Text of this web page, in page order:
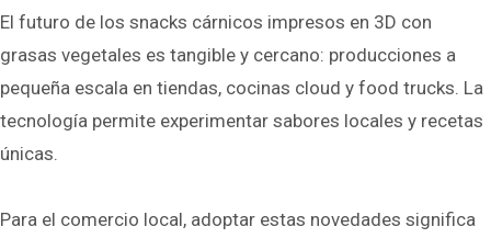
El futuro de los snacks cárnicos impresos en 3D con
grasas vegetales es tangible y cercano: producciones a
pequeña escala en tiendas, cocinas cloud y food trucks. La
tecnología permite experimentar sabores locales y recetas
únicas.
Para el comercio local, adoptar estas novedades significa